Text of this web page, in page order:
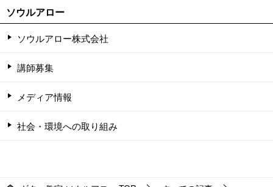
ソウルアロー
ソウルアロー株式会社
講師募集
メディア情報
社会・環境への取り組み